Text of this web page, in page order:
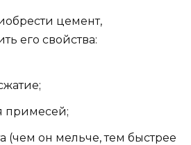
цемент,
его свойства:
примесей;
(чем он мельче, тем быстрее